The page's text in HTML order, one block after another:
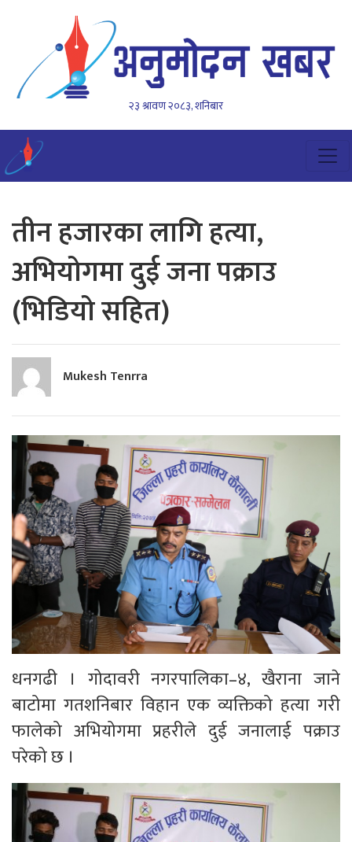
२३ श्रावण २०८३, शनिबार
तीन हजारका लागि हत्या,
अभियोगमा दुई जना पक्राउ
(भिडियो सहित)
Mukesh Tenrra
धनगढी । गोदावरी नगरपालिका–४, खैराना जाने
बाटोमा गतशनिबार विहान एक व्यक्तिको हत्या गरी
फालेको अभियोगमा प्रहरीले दुई जनालाई पक्राउ
परेको छ ।